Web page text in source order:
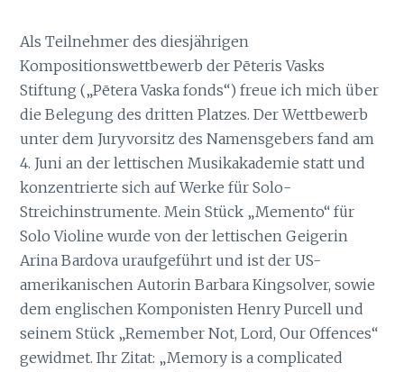
Als Teilnehmer des diesjährigen
Kompositionswettbewerb der Pēteris Vasks
Stiftung („Pētera Vaska fonds“) freue ich mich über
die Belegung des dritten Platzes. Der Wettbewerb
unter dem Juryvorsitz des Namensgebers fand am
4. Juni an der lettischen Musikakademie statt und
konzentrierte sich auf Werke für Solo-
Streichinstrumente. Mein Stück „Memento“ für
Solo Violine wurde von der lettischen Geigerin
Arina Bardova uraufgeführt und ist der US-
amerikanischen Autorin Barbara Kingsolver, sowie
dem englischen Komponisten Henry Purcell und
seinem Stück „Remember Not, Lord, Our Offences“
gewidmet. Ihr Zitat: „Memory is a complicated